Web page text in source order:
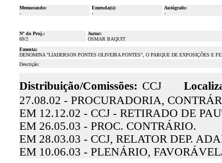
Memorando:
-
Emenda(s):
-
Autógrafo:
-
Nº do Proj.:
69/2
Autor:
OSMAR BAQUIT
Ementa:
DENOMINA "LIADERSON PONTES OLIVEIRA PONTES", O PARQUE DE EXPOSIÇÕES E
Descrição:
Distribuição/Comissões: CCJ
27.08.02 - PROCURADORIA,
EM 12.12.02 - CCJ - RETIRADO DE
EM 26.05.03 - PROC. CONTRÁRIO.
EM 28.03.03 - CCJ, RELATOR DEP.
EM 10.06.03 - PLENÁRIO,